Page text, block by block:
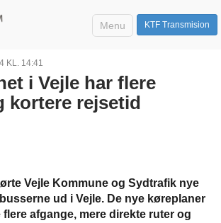
KTF Transmision
Menu
KL. 14:41
i Vejle har flere
kortere rejsetid
Vejle Kommune og Sydtrafik nye
ud i Vejle. De nye køreplaner
afgange, mere direkte ruter og